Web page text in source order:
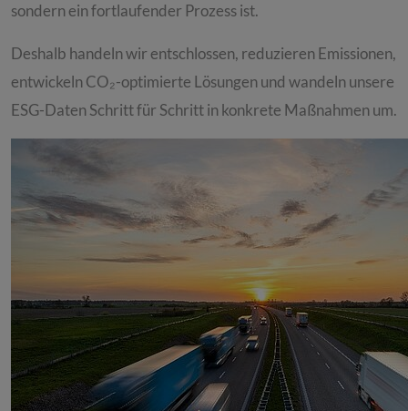
sondern ein fortlaufender Prozess ist.
Deshalb handeln wir entschlossen, reduzieren Emissionen,
entwickeln CO₂-optimierte Lösungen und wandeln unsere
ESG-Daten Schritt für Schritt in konkrete Maßnahmen um.